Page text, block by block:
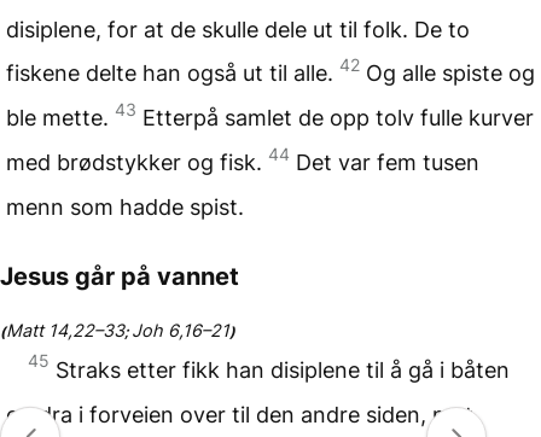
disiplene, for at de skulle dele ut til folk. De to
fiskene delte han også ut til alle. 42 Og alle spiste og
ble mette. 43 Etterpå samlet de opp tolv fulle kurver
med brødstykker og fisk. 44 Det var fem tusen
menn som hadde spist.
Jesus går på vannet
(Matt 14,22–33;Joh 6,16–21)
45 Straks etter fikk han disiplene til å gå i båten
og dra i forveien over til den andre siden, mot